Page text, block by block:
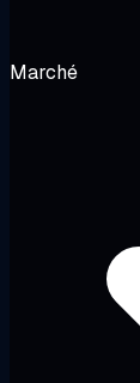
Marché